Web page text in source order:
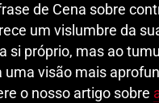
de Cena sobre
um vislumbre da
si próprio, mas ao
uma visão mais
o nosso artigo sobre